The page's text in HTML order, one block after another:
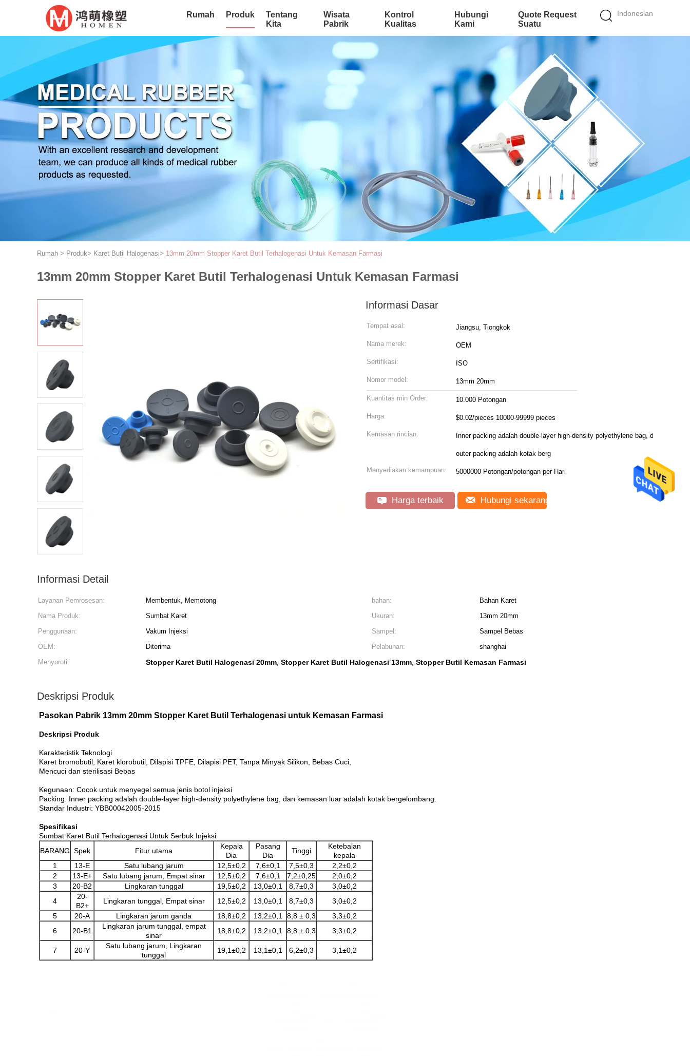
Indonesian
Rumah Produk
Tentang
Kita
Wisata
Pabrik
Kontrol
Kualitas
Hubungi
Kami
Quote Request
Suatu
Rumah > Produk> Karet Butil Halogenasi> 13mm 20mm Stopper Karet Butil Terhalogenasi Untuk Kemasan Farmasi
13mm 20mm Stopper Karet Butil Terhalogenasi Untuk Kemasan Farmasi
Informasi Dasar
Tempat asal: Jiangsu, Tiongkok
Nama merek: OEM
Sertifikasi: ISO
Nomor model: 13mm 20mm
Kuantitas min Order: 10.000 Potongan
Harga: $0.02/pieces 10000-99999 pieces
Kemasan rincian: Inner packing adalah double-layer high-density polyethylene bag, dan
outer packing adalah kotak berg
Menyediakan kemampuan: 5000000 Potongan/potongan per Hari
Harga terbaik Hubungi sekarang
Informasi Detail
Layanan Pemrosesan: Membentuk, Memotong bahan:
Bahan Karet
Nama Produk:
Sumbat Karet Ukuran:
13mm 20mm
Penggunaan:
Vakum Injeksi Sampel:
Sampel Bebas
OEM:
Diterima Pelabuhan:
shanghai
Menyoroti:
Stopper Karet Butil Halogenasi 20mm, Stopper Karet Butil Halogenasi 13mm, Stopper Butil Kemasan Farmasi
Deskripsi Produk
Pasokan Pabrik 13mm 20mm Stopper Karet Butil Terhalogenasi untuk Kemasan Farmasi
Deskripsi Produk
Karakteristik Teknologi
Karet bromobutil, Karet klorobutil, Dilapisi TPFE, Dilapisi PET, Tanpa Minyak Silikon, Bebas Cuci,
Mencuci dan sterilisasi Bebas
Kegunaan: Cocok untuk menyegel semua jenis botol injeksi
Packing: Inner packing adalah double-layer high-density polyethylene bag, dan kemasan luar adalah kotak bergelombang.
Standar Industri: YBB00042005-2015
Spesifikasi
Sumbat Karet Butil Terhalogenasi Untuk Serbuk Injeksi
BARANG Spek Fitur utama
Kepala
Dia
Pasang
Dia
Tinggi
Ketebalan
kepala
1
13-E Satu lubang jarum 12,5±0,2 7,6±0,1 7,5±0,3
2,2±0,2
2
13-E+ Satu lubang jarum, Empat sinar 12,5±0,2 7,6±0,1 7,2±0,25
2,0±0,2
3
20-B2 Lingkaran tunggal 19,5±0,2 13,0±0,1 8,7±0,3
3,0±0,2
4
20-
B2+
Lingkaran tunggal, Empat sinar 12,5±0,2 13,0±0,1 8,7±0,3
3,0±0,2
5
20-A Lingkaran jarum ganda 18,8±0,2 13,2±0,1 8,8 ± 0,3
3,3±0,2
6
20-B1
Lingkaran jarum tunggal, empat
sinar
18,8±0,2 13,2±0,1 8,8 ± 0,3 3,3±0,2
7 20-Y
Satu lubang jarum, Lingkaran
tunggal
19,1±0,2 13,1±0,1 6,2±0,3 3,1±0,2